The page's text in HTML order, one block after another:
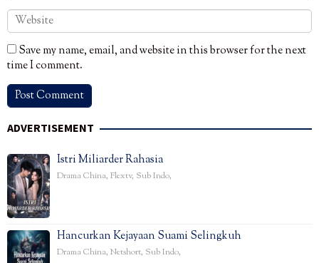
Save my name, email, and website in this browser for the next
time I comment.
ADVERTISEMENT
Istri Miliarder Rahasia
Drama China, Flextv, Sub Indo,
Hancurkan Kejayaan Suami Selingkuh
Drama China, Netshort, Sub Indo,